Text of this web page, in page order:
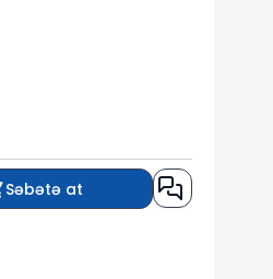
Səbətə at